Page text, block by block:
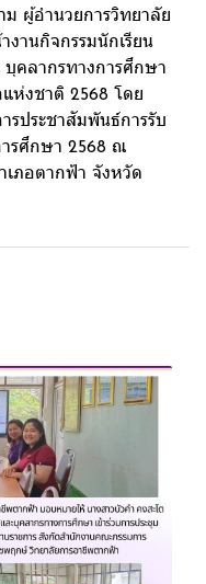
ม ผู้อำนวยการวิทยาลัย
านกิจกรรมนักเรียน
คลากรทางการศึกษา
แห่งชาติ 2568 โดย
รประชาสัมพันธ์การรับ
รศึกษา 2568 ณ
เภอตากฟ้า จังหวัด